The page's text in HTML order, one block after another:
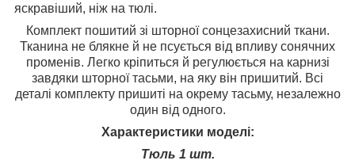
яскравіший, ніж на тюлі.
Комплект пошитий зі шторної сонцезахисний ткани.
Тканина не блякне й не псується від впливу сонячних
променів. Легко кріпиться й регулюється на карнизі
завдяки шторної тасьми, на яку він пришитий. Всі
деталі комплекту пришиті на окрему тасьму, незалежно
один від одного.
Характеристики моделі:
Тюль 1 шт.